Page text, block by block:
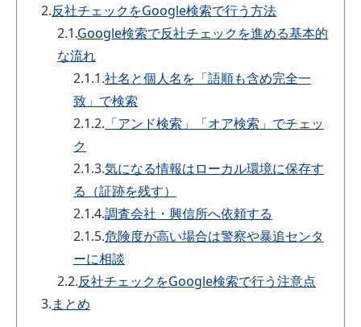
2.反社チェックをGoogle検索で行う方法
2.1.Google検索で反社チェックを進める基本的
な流れ
2.1.1.社名と個人名を「語順も含め完全一
致」で検索
2.1.2. 「アンド検索」「オア検索」でチェッ
ク
2.1.3.気になる情報はローカル環境に保存す
る（証跡を残す）
2.1.4.調査会社・興信所へ依頼する
2.1.5.危険度が高い場合は警察や暴追センタ
ーに相談
2.2.反社チェックをGoogle検索で行う注意点
3.まとめ